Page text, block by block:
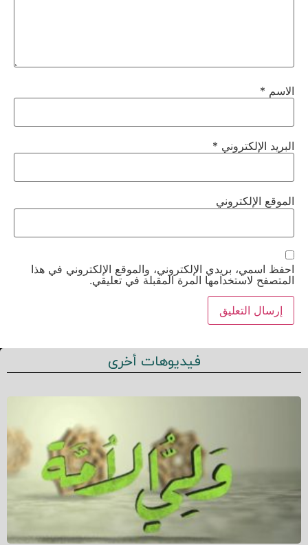
الاسم *
البريد الإلكتروني *
الموقع الإلكتروني
احفظ اسمي، بريدي الإلكتروني، والموقع الإلكتروني في هذا
المتصفح لاستخدامها المرة المقبلة في تعليقي.
فيديوهات أخرى